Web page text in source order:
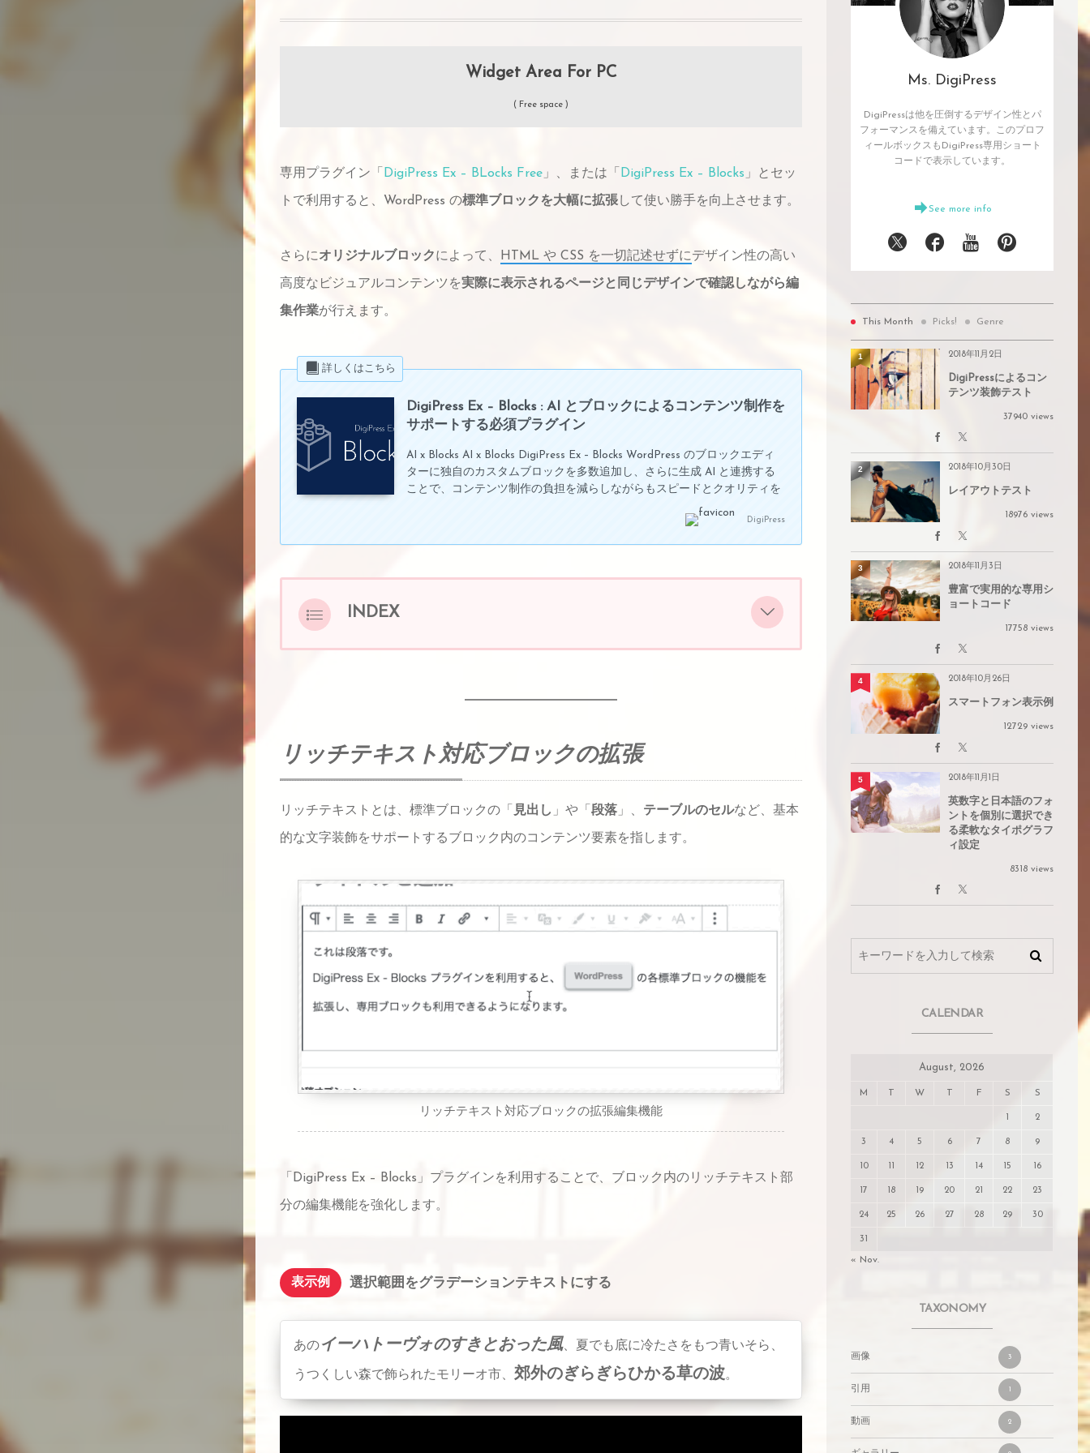
Widget Area For PC
( Free space )
専用プラグイン「 DigiPress Ex – BLocks Free 」、または「 DigiPress Ex – Blocks 」とセッ
トで利用すると、WordPress の標準ブロックを大幅に拡張して使い勝手を向上させます。
さらにオリジナルブロックによって、 HTML や CSS を一切記述せずにデザイン性の高い
高度なビジュアルコンテンツを実際に表示されるページと同じデザインで確認しながら編
集作業が行えます。
詳しくはこちら
DigiPress Ex – Blocks : AI とブロックによるコンテンツ制作を
サポートする必須プラグイン
AI x Blocks AI x Blocks DigiPress Ex – Blocks WordPress のブロックエディ
ターに独自のカスタムブロックを多数追加し、さらに生成 AI と連携する
ことで、コンテンツ制作の負担を減らしながらもスピードとクオリティを
向上させる DigiPress テーマ専用のプラグインです。ノーコードでコンテ
ンツを意のままに作成でき、Webコンテンツ制作の自由度を一気に広げま
DigiPress
INDEX
リッチテキスト対応ブロックの拡張
「テーブル」標準ブロックの拡張
リッチテキスト対応ブロックの拡張
リッチテキストとは、標準ブロックの「 見出し 」や「 段落 」、 テーブルのセルなど、基本
的な文字装飾をサポートするブロック内のコンテンツ要素を指します。
リッチテキスト対応ブロックの拡張編集機能
「DigiPress Ex – Blocks」プラグインを利用することで、ブロック内のリッチテキスト部
分の編集機能を強化します。
表示例 選択範囲をグラデーションテキストにする
あのイーハトーヴォのすきとおった風、夏でも底に冷たさをもつ青いそら、
うつくしい森で飾られたモリーオ市、 郊外のぎらぎらひかる草の波。
Ms. DigiPress
DigiPressは他を圧倒するデザイン性とパ
フォーマンスを備えています。このプロフ
ィールボックスもDigiPress専用ショート
コードで表示しています。
See more info
This Month Picks! Genre
2018年11月2日
DigiPressによるコン
テンツ装飾テスト
37940 views
1
2018年10月30日
レイアウトテスト
18976 views
2
2018年11月3日
豊富で実用的な専用シ
ョートコード
17758 views
3
2018年10月26日
スマートフォン表示例
12729 views
4
2018年11月1日
英数字と日本語のフォ
ントを個別に選択でき
る柔軟なタイポグラフ
ィ設定
8318 views
5
CALENDAR
August, 2026
M W F S S
1 2
3 4 5 6 7 8 9
10 11 12 13 14 15 16
17 18 19 20 21 22 23
24 25 26 27 28 29 30
31
« Nov.
TAXONOMY
画像 3
引用 1
動画 2